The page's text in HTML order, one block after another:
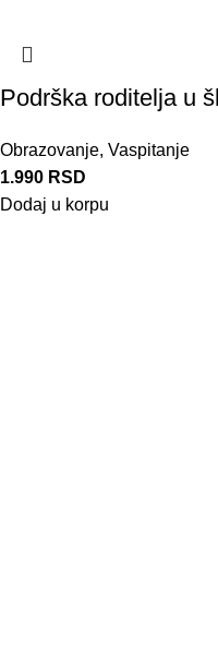
Podrška roditelja u
Obrazovanje, Vaspitanje
1.990 RSD
Dodaj u korpu